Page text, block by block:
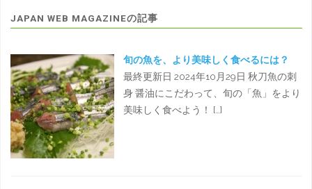
JAPAN WEB MAGAZINEの記事
旬の魚を、より美味しく食べるには？
最終更新日 2024年10月29日 秋刀魚の刺
身 醤油にこだわって、旬の「魚」をより
美味しく食べよう！ […]